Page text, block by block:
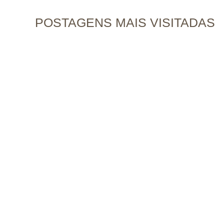
POSTAGENS MAIS VISITADAS